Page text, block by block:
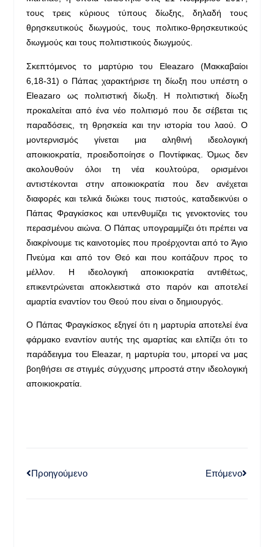
τους τρεις κύριους τύπους δίωξης, δηλαδή τους
θρησκευτικούς διωγμούς, τους πολιτικο-θρησκευτικούς
διωγμούς και τους πολιτιστικούς διωγμούς.
Σκεπτόμενος το μαρτύριο του Eleazaro (Μακκαβαίοι
6,18-31) ο Πάπας χαρακτήρισε τη δίωξη που υπέστη ο
Eleazaro ως πολιτιστική δίωξη. Η πολιτιστική δίωξη
προκαλείται από ένα νέο πολιτισμό που δε σέβεται τις
παραδόσεις, τη θρησκεία και την ιστορία του λαού. Ο
μοντερνισμός γίνεται μια αληθινή ιδεολογική
αποικιοκρατία, προειδοποίησε ο Ποντίφικας. Όμως δεν
ακολουθούν όλοι τη νέα κουλτούρα, ορισμένοι
αντιστέκονται στην αποικιοκρατία που δεν ανέχεται
διαφορές και τελικά διώκει τους πιστούς, καταδεικνύει ο
Πάπας Φραγκίσκος και υπενθυμίζει τις γενοκτονίες του
περασμένου αιώνα. Ο Πάπας υπογραμμίζει ότι πρέπει να
διακρίνουμε τις καινοτομίες που προέρχονται από το Άγιο
Πνεύμα και από τον Θεό και που κοιτάζουν προς το
μέλλον. Η ιδεολογική αποικιοκρατία αντιθέτως,
επικεντρώνεται αποκλειστικά στο παρόν και αποτελεί
αμαρτία εναντίον του Θεού που είναι ο δημιουργός.
Ο Πάπας Φραγκίσκος εξηγεί ότι η μαρτυρία αποτελεί ένα
φάρμακο εναντίον αυτής της αμαρτίας και ελπίζει ότι το
παράδειγμα του Eleazar, η μαρτυρία του, μπορεί να μας
βοηθήσει σε στιγμές σύγχυσης μπροστά στην ιδεολογική
αποικιοκρατία.
Προηγούμενο Επόμενο